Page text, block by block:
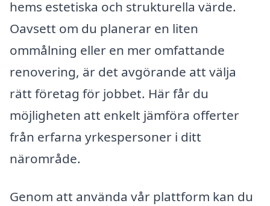
hems estetiska och strukturella värde.
Oavsett om du planerar en liten
ommålning eller en mer omfattande
renovering, är det avgörande att välja
rätt företag för jobbet. Här får du
möjligheten att enkelt jämföra offerter
från erfarna yrkespersoner i ditt
närområde.
Genom att använda vår plattform kan du